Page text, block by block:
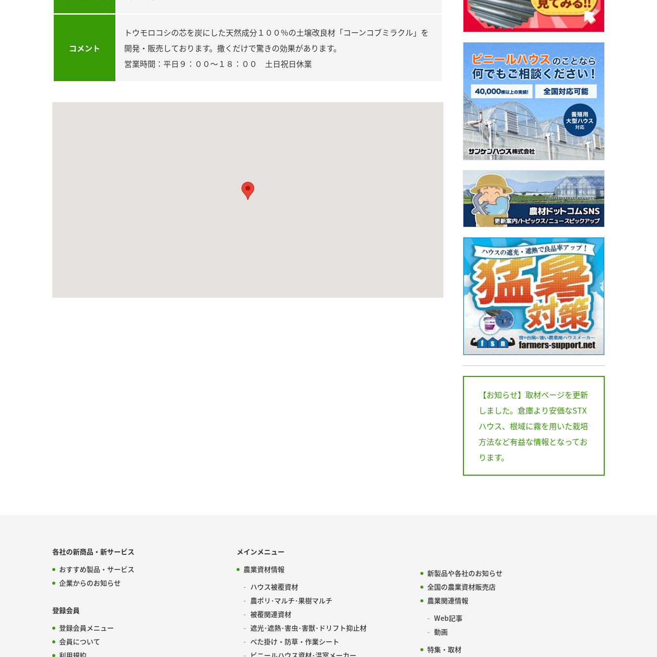
コメント
トウモロコシの芯を炭にした天然成分１００％の土壌改良材「コーンコブミラクル」を
開発・販売しております。撒くだけで驚きの効果があります。
営業時間：平日９：００～１８：００ 土日祝日休業
【お知らせ】取材ページを更新
しました。倉庫より安価なSTX
ハウス、根域に霧を用いた栽培
方法など有益な情報となってお
ります。
各社の新商品・新サービス
おすすめ製品・サービス
企業からのお知らせ
登録会員
登録会員メニュー
会員について
メインメニュー
農業資材情報
ハウス被覆資材
農ポリ･マルチ･果樹マルチ
被覆関連資材
遮光･遮熱･害虫･害獣･ドリフト抑止材
べた掛け・防草・作業シート
新製品や各社のお知らせ
全国の農業資材販売店
農業関連情報
Web記事
動画
特集・取材